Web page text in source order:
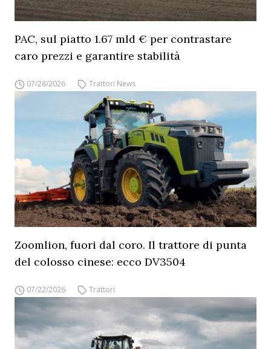
PAC, sul piatto 1.67 mld € per contrastare
caro prezzi e garantire stabilità
07/28/2026 Trattori News
Zoomlion, fuori dal coro. Il trattore di punta
del colosso cinese: ecco DV3504
07/22/2026 Trattori